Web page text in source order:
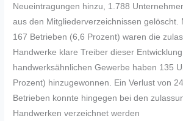
Neueintragungen hinzu, 1.788
aus den Mitgliederverzeichnissen gelöscht.
167 Betrieben (6,6 Prozent) waren die
Handwerke klare Treiber dieser
handwerksähnlichen Gewerbe haben 135
Prozent) hinzugewonnen. Ein Verlust von
Betrieben konnte hingegen bei den
Handwerken verzeichnet werden